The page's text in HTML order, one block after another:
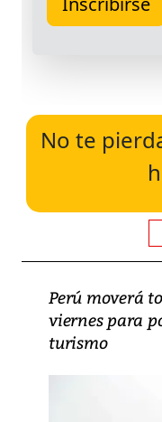
No te
Perú moverá
viernes para
turismo